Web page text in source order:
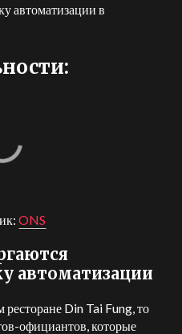
автоматизации в
ONS
автоматизации
ресторане Din Tai Fung, то
официантов, которые